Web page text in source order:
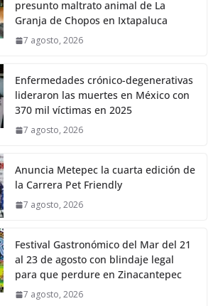
presunto maltrato animal de La
Granja de Chopos en Ixtapaluca
7 agosto, 2026
Enfermedades crónico-degenerativas
lideraron las muertes en México con
370 mil víctimas en 2025
7 agosto, 2026
Anuncia Metepec la cuarta edición de
la Carrera Pet Friendly
7 agosto, 2026
Festival Gastronómico del Mar del 21
al 23 de agosto con blindaje legal
para que perdure en Zinacantepec
7 agosto, 2026